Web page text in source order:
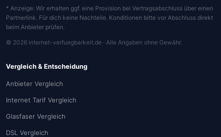
* Anzeige: Wir erhalten ggf. eine Provision bei Vertragsabschluss über einen
Partnerlink. Für dich keine Nachteile. Konditionen bitte vor Abschluss direkt
beim Anbieter prüfen.
© 2026 internet-verfuegbarkeit.de · Alle Angaben ohne Gewähr.
Vergleich & Entscheidung
Anbieter Vergleich
Internet Tarif Vergleich
Glasfaser Vergleich
DSL Vergleich